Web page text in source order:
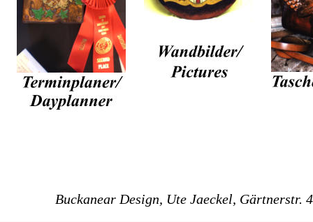
Buckanear Design, Ute Jaeckel, Gärtnerstr.